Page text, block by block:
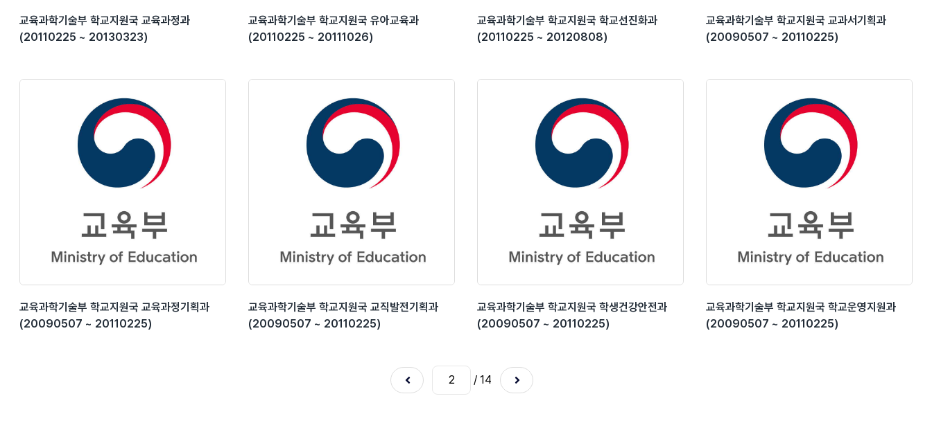
교육과학기술부 학교지원국 교육과정과
(20110225 ~ 20130323)
교육과학기술부 학교지원국 유아교육과
(20110225 ~ 20111026)
교육과학기술부 학교지원국 학교선진화과
(20110225 ~ 20120808)
교육과학기술부 학교지원국 교과서기획과
(20090507 ~ 20110225)
교육과학기술부 학교지원국 교육과정기획과
(20090507 ~ 20110225)
교육과학기술부 학교지원국 교직발전기획과
(20090507 ~ 20110225)
교육과학기술부 학교지원국 학생건강안전과
(20090507 ~ 20110225)
교육과학기술부 학교지원국 학교운영지원과
(20090507 ~ 20110225)
/ 14